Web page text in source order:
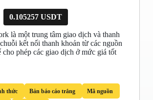
0.105257 USDT
là một trung tâm giao dịch và thanh
kết nối thanh khoản từ các nguồn
cho phép các giao dịch ở mức giá tốt
thức Bản báo cáo trắng Mã nguồn